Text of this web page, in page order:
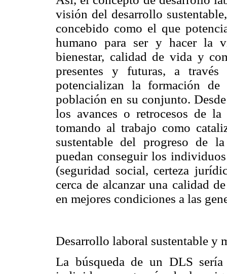
visión del desarrollo
concebido como el que
humano para ser y hacer la
bienestar, calidad de vida y
presentes y futuras, a través
potencializan la formación de
población en su conjunto.
los avances o retrocesos de
tomando al trabajo como
sustentable del progreso de
puedan conseguir los
(seguridad social, certeza
cerca de alcanzar una calidad
en mejores condiciones a las
Desarrollo laboral sustentable y
La búsqueda de un DLS